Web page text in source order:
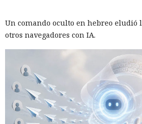
Un comando oculto en hebreo eludió
otros navegadores con IA.